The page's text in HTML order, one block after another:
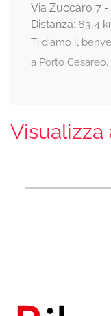
Via Zuccaro 7
Distanza: 63,4
Ti diamo il
a Porto
Visualizza